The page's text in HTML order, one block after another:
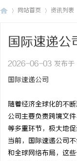
网站首页 资讯列表
国际速递公
2026-06-03 发布于
国际速递公司
随着经济全球化的不
公司主要负责跨境文
等多重环节，极大地
当前，国际速递公司
和全球网络布局，这